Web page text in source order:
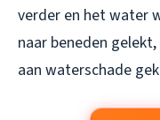
verder en het water
naar beneden
aan waterschade